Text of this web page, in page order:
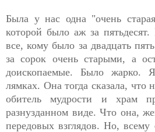
Была у нас одна "очень
которой было аж за
все, кому было за двадцать
за сорок очень старыми, а
доископаемые. Было
лямках. Она тогда сказала, что
обитель мудрости и храм
разнузданном виде. Что она,
передовых взглядов. Но, всему